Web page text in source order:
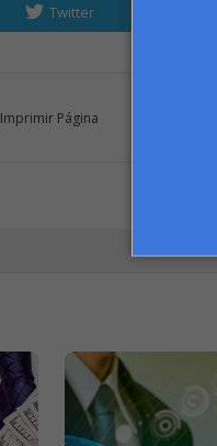
Twitter
Imprimir Página